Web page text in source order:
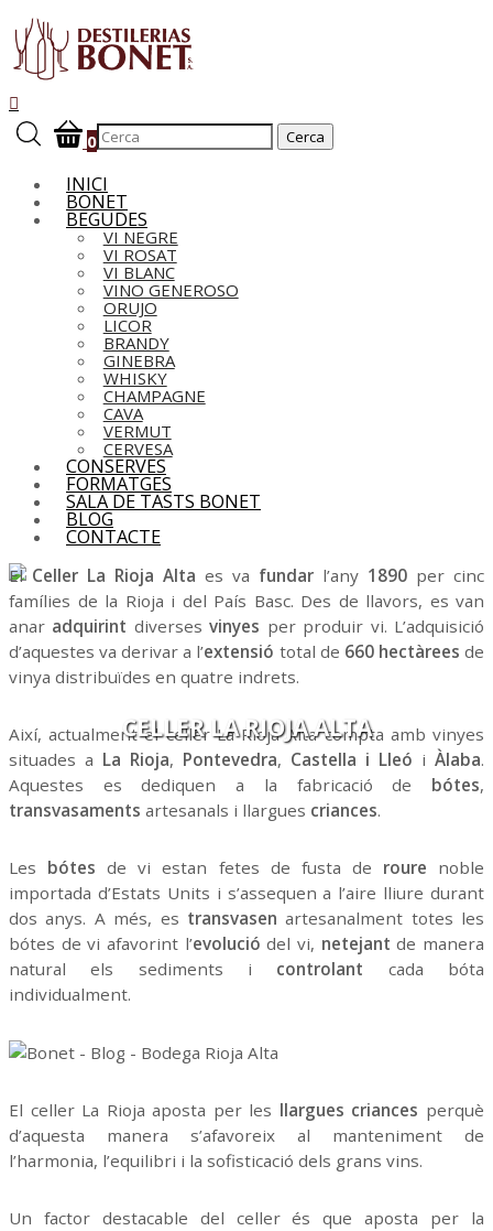
0
INICI
BONET
BEGUDES
VI NEGRE
VI ROSAT
VI BLANC
VINO GENEROSO
ORUJO
LICOR
BRANDY
GINEBRA
WHISKY
CHAMPAGNE
CAVA
VERMUT
CERVESA
CONSERVES
FORMATGES
SALA DE TASTS BONET
BLOG
CONTACTE
CELLER LA RIOJA ALTA
El Celler La Rioja Alta es va fundar l’any 1890 per cinc
famílies de la Rioja i del País Basc. Des de llavors, es van
anar adquirint diversesvinyes per produir vi. L’adquisició
d’aquestes va derivar a l’extensió total de 660 hectàrees de
vinya distribuïdes en quatre indrets.
Així, actualment el celler La Rioja Alta compta amb vinyes
situades a La Rioja, Pontevedra, Castella i Lleó i Àlaba.
Aquestes es dediquen a la fabricació de bótes,
transvasaments artesanals i llargues criances.
Les bótes de vi estan fetes de fusta de roure noble
importada d’Estats Units i s’assequen a l’aire lliure durant
dos anys. A més, es transvasen artesanalment totes les
bótes de vi afavorint l’evoluciódel vi, netejant de manera
natural els sediments i controlant cada bóta
individualment.
El celler La Rioja aposta per les llargues criances perquè
d’aquesta manera s’afavoreix al manteniment de
l’harmonia, l’equilibri i la sofisticació dels grans vins.
Un factor destacable del celler és que aposta per la